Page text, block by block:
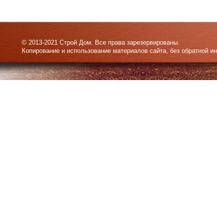
© 2013-2021 Строй Дом. Все права зарезервированы.
Копирование и использование материалов сайта, без обратной